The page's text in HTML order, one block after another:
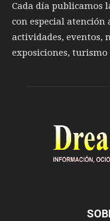
Cada día publicamos
con especial
actividades, eventos,
exposiciones, turismo